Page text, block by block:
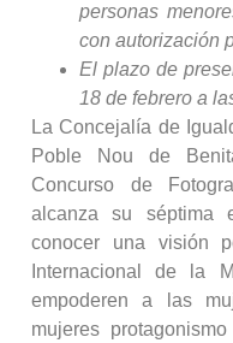
personas
con autorización
El plazo de
18 de febrero a
La Concejalía de
Poble Nou de
Concurso de
alcanza su séptima
conocer una visión
Internacional de la
empoderen a las
mujeres